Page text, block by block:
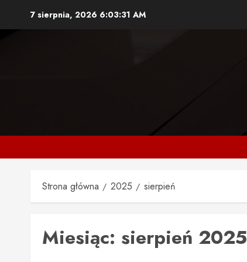
7 sierpnia, 2026 6:03:31 AM
Strona główna 2025 sierpień
Miesiąc: sierpień 2025